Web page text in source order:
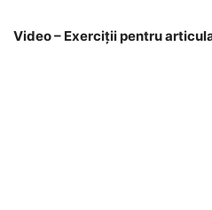
Video – Exerciții pentru